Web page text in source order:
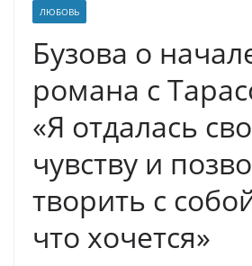
ЛЮБОВЬ
Бузова о
романа с
«Я отдалась
чувству и
творить с
что хочется»